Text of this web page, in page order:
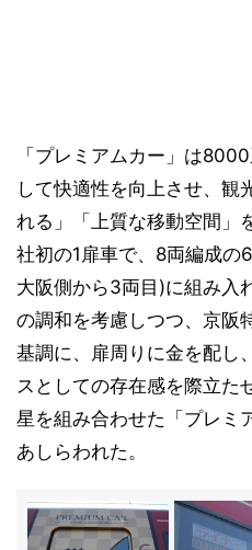
「プレミアムカー」は
して快適性を向上させ、観
れる」「上質な移動空間」
社初の1扉車で、8両編成の
大阪側から3両目)に組み入
の調和を考慮しつつ、京阪
基調に、扉周りに金を配し
スとしての存在感を際立た
星を組み合わせた「プレミ
あしらわれた。